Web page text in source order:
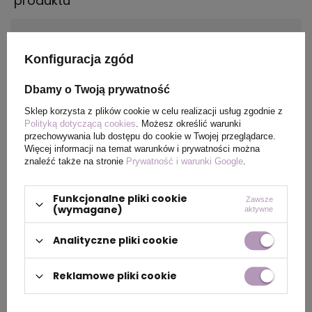
Rozmiar XL
PAKOWANIE
Ilość szt. w
kartonie
5
Wymiary
zewnętrznego
Waga
kartonu
11,8
Konfiguracja zgód
Dbamy o Twoją prywatność
Sklep korzysta z plików cookie w celu realizacji usług zgodnie z
Polityką dotyczącą cookies. Możesz określić warunki
przechowywania lub dostępu do cookie w Twojej przeglądarce.
Więcej informacji na temat warunków i prywatności można
znaleźć także na stronie Prywatność i warunki Google.
Funkcjonalne pliki cookie
(wymagane)
Zawsze
aktywne
Analityczne pliki cookie
Reklamowe pliki cookie